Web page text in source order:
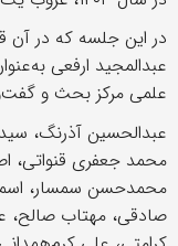
در این جلسه که در آن
عبدالمجید ارفعی
علمی مرکز بحث و
عبدالحسین آذرنگ،
محمد جعفری قنواتی،
محمدحسن سمسار،
صادقی، مهتاب صالح،